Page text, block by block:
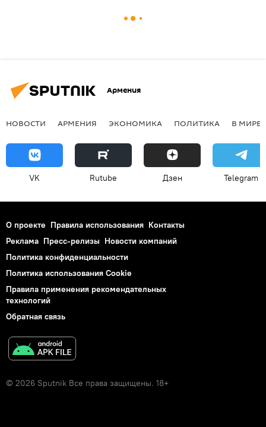
Армения
НОВОСТИ АРМЕНИЯ ЭКОНОМИКА ПОЛИТИКА В МИРЕ
VK Rutube Дзен Telegram
О проекте Правила использования Контакты
Реклама Пресс-релизы Новости компаний
Политика конфиденциальности
Политика использования Cookie
Правила применения рекомендательных
технологий
Обратная связь
© 2026 Sputnik Все права защищены. 18+